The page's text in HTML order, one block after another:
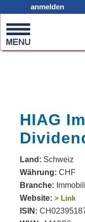
0
on
anmelden
HIAG
Land: Schweiz
Währung: CHF
Branche:
Website: > Link
ISIN: